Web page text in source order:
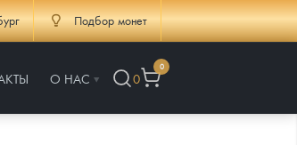
Подбор монет
О НАС 0
0